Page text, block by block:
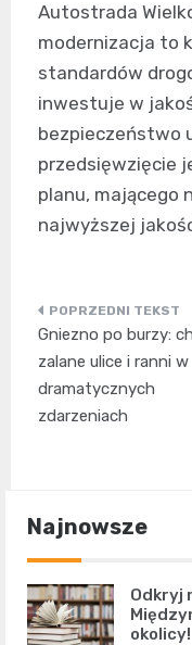
Autostrada
modernizacja to
standardów
inwestuje w
bezpieczeństwo
przedsięwzięcie
planu, mającego
najwyższej
Nawigacja
wpisu
Gniezno po burzy:
zalane ulice i ranni w
dramatycznych
zdarzeniach
Najnowsze
Odkryj
okolicy!